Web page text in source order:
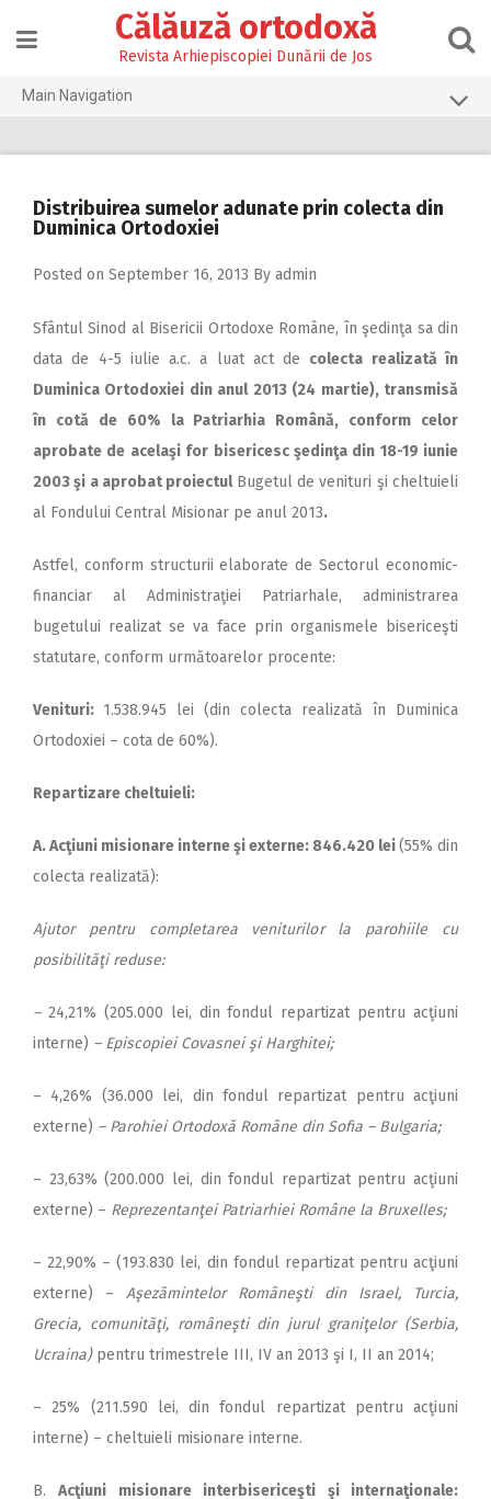
content
Călăuză ortodoxă
Revista Arhiepiscopiei Dunării de Jos
Main Navigation
2025
2022
2020
2019
2018
2015
2014
2013
2012
2011
2009
Distribuirea sumelor adunate prin colecta din
Duminica Ortodoxiei
Posted on September 16, 2013 By admin
Sfântul Sinod al Bisericii Ortodoxe Române, în şedinţa sa din
data de 4-5 iulie a.c. a luat act de colecta realizată în
Duminica Ortodoxiei din anul 2013 (24 martie), transmisă
în cotă de 60% la Patriarhia Română, conform celor
aprobate de acelaşi for bisericesc şedinţa din 18-19 iunie
2003 şi a aprobat proiectul Bugetul de venituri şi cheltuieli
al Fondului Central Misionar pe anul 2013.
Astfel, conform structurii elaborate de Sectorul economic-
financiar al Administraţiei Patriarhale, administrarea
bugetului realizat se va face prin organismele bisericeşti
statutare, conform următoarelor procente:
Venituri: 1.538.945 lei (din colecta realizată în Duminica
Ortodoxiei – cota de 60%).
Repartizare cheltuieli:
A. Acţiuni misionare interne şi externe: 846.420 lei(55% din
colecta realizată):
Ajutor pentru completarea veniturilor la parohiile cu
posibilităţi reduse:
– 24,21% (205.000 lei, din fondul repartizat pentru acţiuni
interne) – Episcopiei Covasnei şi Harghitei;
– 4,26% (36.000 lei, din fondul repartizat pentru acţiuni
externe) – Parohiei Ortodoxă Române din Sofia – Bulgaria;
– 23,63% (200.000 lei, din fondul repartizat pentru acţiuni
externe) – Reprezentanţei Patriarhiei Române la Bruxelles;
– 22,90% – (193.830 lei, din fondul repartizat pentru acţiuni
externe) – Aşezămintelor Româneşti din Israel, Turcia,
Grecia, comunităţi, româneşti din jurul graniţelor (Serbia,
Ucraina)pentru trimestrele III, IV an 2013 şi I, II an 2014;
– 25% (211.590 lei, din fondul repartizat pentru acţiuni
interne) – cheltuieli misionare interne.
B.Acţiuni misionare interbisericeşti şi internaţionale: